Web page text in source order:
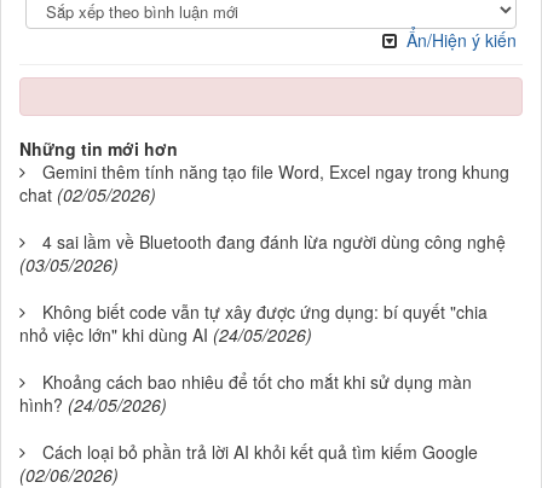
Ẩn/Hiện ý kiến
Những tin mới hơn
Gemini thêm tính năng tạo file Word, Excel ngay trong khung
chat (02/05/2026)
4 sai lầm về Bluetooth đang đánh lừa người dùng công nghệ
(03/05/2026)
Không biết code vẫn tự xây được ứng dụng: bí quyết "chia
nhỏ việc lớn" khi dùng AI (24/05/2026)
Khoảng cách bao nhiêu để tốt cho mắt khi sử dụng màn
hình? (24/05/2026)
Cách loại bỏ phần trả lời AI khỏi kết quả tìm kiếm Google
(02/06/2026)